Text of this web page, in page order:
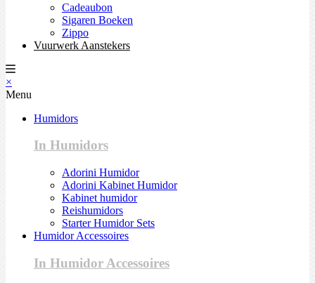
Cadeaubon
Sigaren Boeken
Zippo
Vuurwerk Aanstekers
×
Menu
Humidors
In Humidors
Adorini Humidor
Adorini Kabinet Humidor
Kabinet humidor
Reishumidors
Starter Humidor Sets
Humidor Accessoires
In Humidor Accessoires